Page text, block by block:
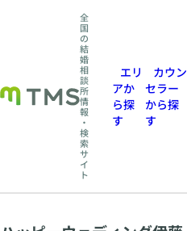
全
国
の
結
婚
相
談
所
情
報
・
検
索
サ
イ
ト
エリ
アか
ら探
す
カウン
セラー
から探
す